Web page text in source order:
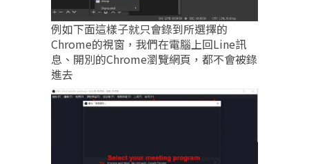
例如下面這樣子就只會錄到所選擇的
Chrome的視窗，我們在電腦上回Line訊
息、開別的Chrome瀏覽網頁，都不會被錄
進去